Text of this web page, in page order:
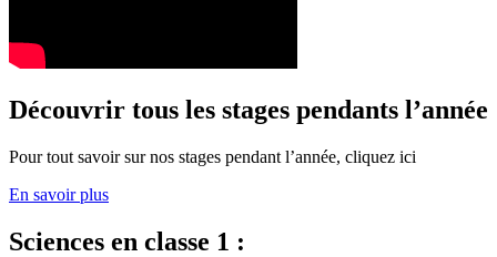
Découvrir tous les stages pendants l’année
Pour tout savoir sur nos stages pendant l’année, cliquez ici
En savoir plus
Sciences en classe 1 :